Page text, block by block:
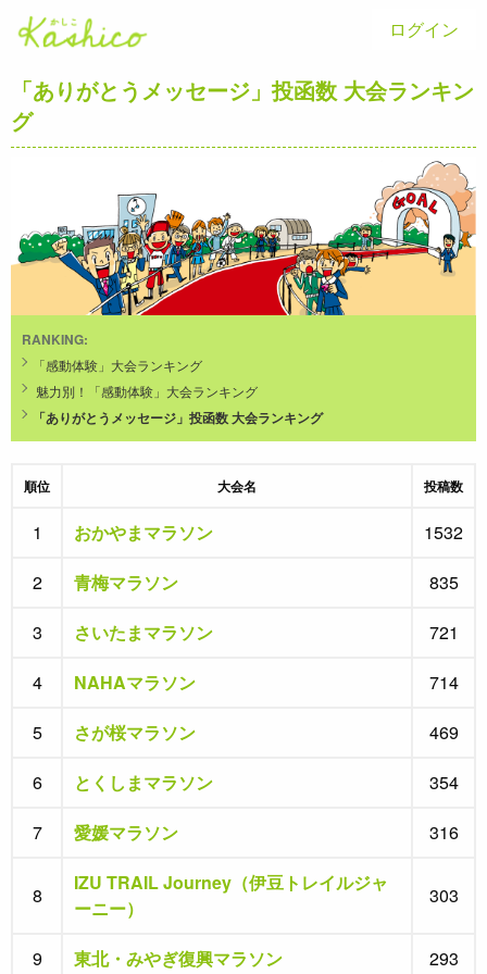
ログイン
「ありがとうメッセージ」投函数 大会ランキン
グ
RANKING:
「感動体験」大会ランキング
魅力別！「感動体験」大会ランキング
「ありがとうメッセージ」投函数 大会ランキング
順位 大会名 投稿数
1 おかやまマラソン
1532
2
青梅マラソン
835
3
さいたまマラソン
721
4
NAHAマラソン
714
5
さが桜マラソン
469
6
とくしまマラソン
354
7
愛媛マラソン 316
8
IZU TRAIL Journey（伊豆トレイルジャ
ーニー）
303
9 東北・みやぎ復興マラソン 293